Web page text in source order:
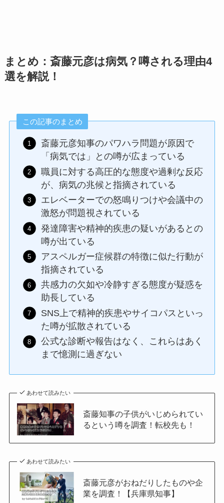
まとめ：斎藤元彦は病気？噂される理由4
選を解説！
この記事のまとめ
斎藤元彦知事のパワハラ問題が原因で
「病気では」との噂が広まっている
職員に対する高圧的な態度や過剰な反応
が、病気の兆候と指摘されている
エレベーターでの怒鳴りつけや会議中の
激怒が問題視されている
発達障害や精神的疾患の疑いがあるとの
噂が出ている
アスペルガー症候群の特徴に似た行動が
指摘されている
共感力の欠如や冷静すぎる態度が疑惑を
助長している
SNS上で精神的疾患やサイコパスといっ
た噂が拡散されている
公式な診断や報告はなく、これらはあく
まで憶測に過ぎない
あわせて読みたい
斎藤知事の子供がいじめられてい
るという噂を調査！転校先も！
あわせて読みたい
斎藤元彦がおねだりしたものや企
業を調査！【兵庫県知事】